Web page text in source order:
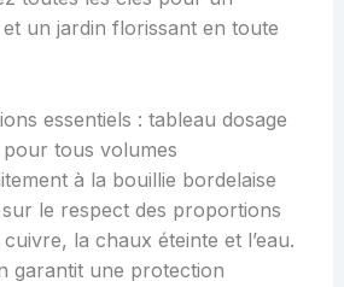
un jardin florissant en toute
essentiels : tableau dosage
tous volumes
à la bouillie bordelaise
le respect des proportions
la chaux éteinte et l’eau.
garantit une protection